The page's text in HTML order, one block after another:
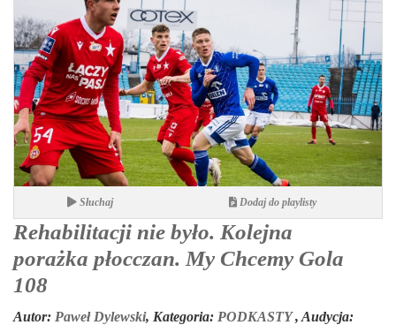
Słuchaj Dodaj do playlisty
Rehabilitacji nie było. Kolejna
porażka płocczan. My Chcemy Gola
108
Autor: Paweł Dylewski, Kategoria: PODKASTY, Audycja: